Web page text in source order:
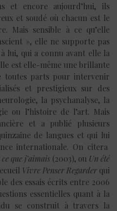
et encore aujourd’hui, ils
et soudé où chacun est le
Mais sensible à ce qu’elle
», elle ne supporte pas
à lui, qui a connu avant elle la
est elle-même une brillante
toutes parts pour intervenir
et prestigieux sur des
la psychanalyse, la
ou l’histoire de l’art. Mais
et a publié plusieurs
de langues et qui lui
internationale. On citera
que j’aimais (2003), ou Un été
Vivre Penser Regarder qui
des essais écrits entre 2006
essentielles quant à la
se construit à travers la